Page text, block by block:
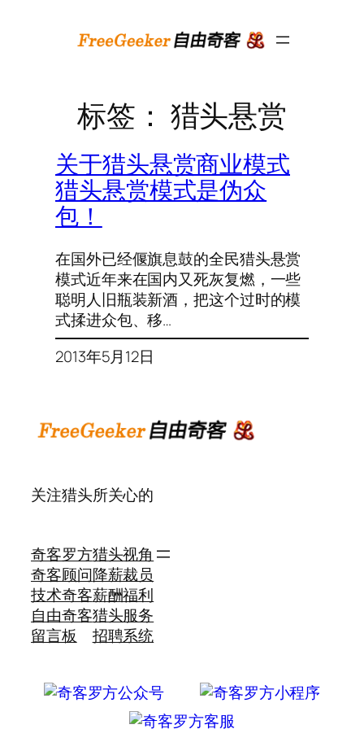
标签： 猎头悬赏
关于猎头悬赏商业模式
猎头悬赏模式是伪众
包！
在国外已经偃旗息鼓的全民猎头悬赏
模式近年来在国内又死灰复燃，一些
聪明人旧瓶装新酒，把这个过时的模
式揉进众包、移…
2013年5月12日
关注猎头所关心的
奇客罗方
奇客顾问
技术奇客
自由奇客
留言板
猎头视角
降薪裁员
薪酬福利
猎头服务
招聘系统